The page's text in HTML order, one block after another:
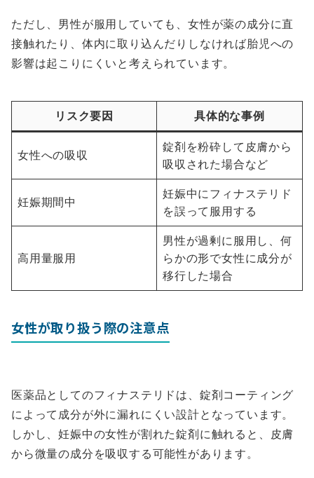
ただし、男性が服用していても、女性が薬の成分に直
接触れたり、体内に取り込んだりしなければ胎児への
影響は起こりにくいと考えられています。
リスク要因 具体的な事例
女性への吸収
錠剤を粉砕して皮膚から
吸収された場合など
妊娠期間中
妊娠中にフィナステリド
を誤って服用する
高用量服用
男性が過剰に服用し、何
らかの形で女性に成分が
移行した場合
女性が取り扱う際の注意点
医薬品としてのフィナステリドは、錠剤コーティング
によって成分が外に漏れにくい設計となっています。
しかし、妊娠中の女性が割れた錠剤に触れると、皮膚
から微量の成分を吸収する可能性があります。